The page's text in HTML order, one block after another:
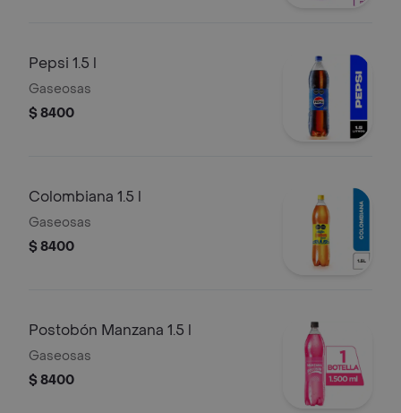
Pepsi 1.5 l
Gaseosas
$ 8400
Colombiana 1.5 l
Gaseosas
$ 8400
Postobón Manzana 1.5 l
Gaseosas
$ 8400